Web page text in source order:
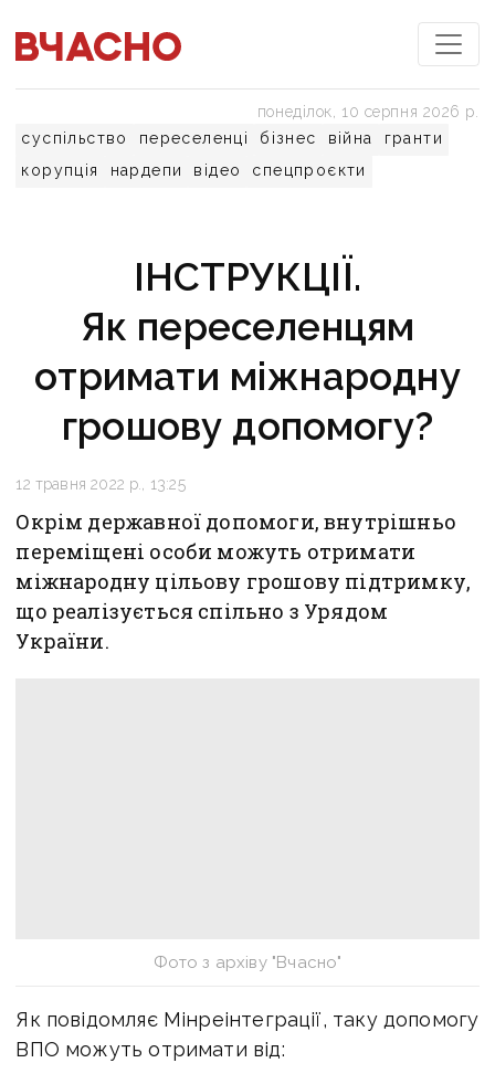
суспільство переселенці бізнес війна
гранти
корупція
нардепи відео спецпроєкти
понеділок, 10 серпня 2026 р.
ІНСТРУКЦІЇ.
Як переселенцям
отримати міжнародну
грошову допомогу?
12 травня 2022 р., 13:25
Окрім державної допомоги, внутрішньо
переміщені особи можуть отримати
міжнародну цільову грошову підтримку,
що реалізується спільно з Урядом
України.
Фото з архіву "Вчасно"
Як повідомляє Мінреінтеграції, таку допомогу
ВПО можуть отримати від: